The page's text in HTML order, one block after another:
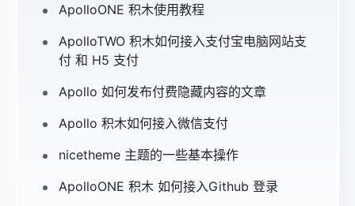
ApolloONE 积木使用教程
ApolloTWO 积木如何接入支付宝电脑网站支
付 和 H5 支付
Apollo 如何发布付费隐藏内容的文章
Apollo 积木如何接入微信支付
nicetheme 主题的一些基本操作
ApolloONE 积木 如何接入Github 登录